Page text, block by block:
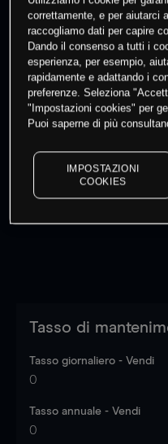
questo prodotto
I prezzi sono solo
dati di mercato
Tasso di
Tasso giornaliero - Vendi
0
Tasso annuale - Vendi
0
correttamente, e per aiutarci
raccogliamo dati per capire
Dando il consenso a tutti i
esperienza, per esempio,
rapidamente e adattando i
preferenze. Seleziona
"Impostazioni cookies" per
Puoi saperne di più
IMPOSTAZIONI
COOKIES